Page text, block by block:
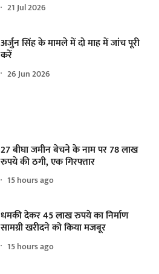
21 Jul 2026
अर्जुन सिंह के मामले में दो माह में जांच पूरी
करें
26 Jun 2026
27 बीघा जमीन बेचने के नाम पर 78 लाख
रुपये की ठगी, एक गिरफ्तार
15 hours ago
धमकी देकर 45 लाख रुपये का निर्माण
सामग्री खरीदने को किया मजबूर
15 hours ago